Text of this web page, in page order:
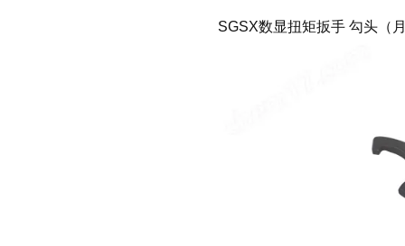
SGSX数显扭矩扳手 勾头（